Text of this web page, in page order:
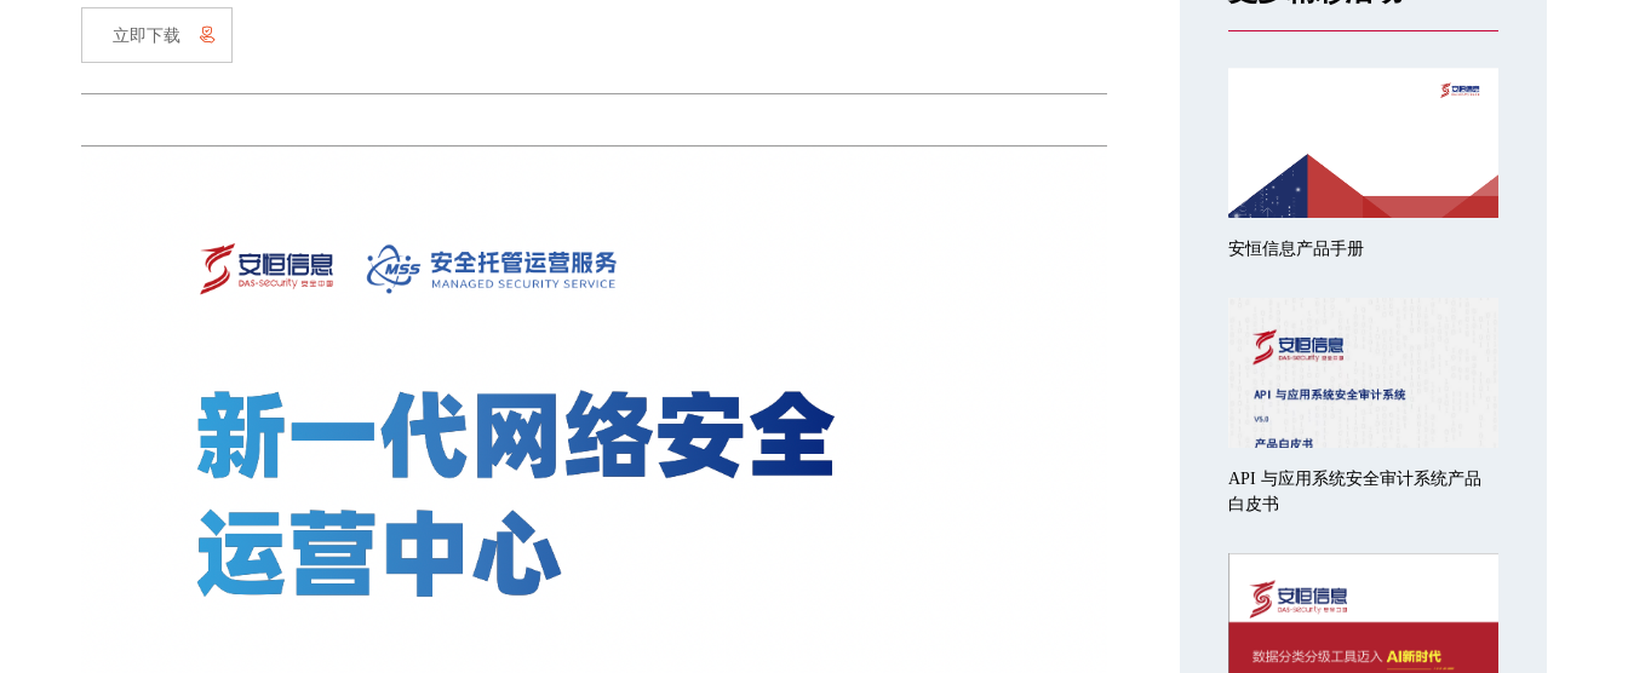
立即下载
安恒信息产品手册
API 与应用系统安全审计系统产品
白皮书